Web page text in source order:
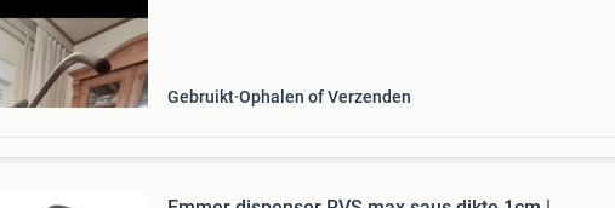
Gebruikt Ophalen of Verzenden